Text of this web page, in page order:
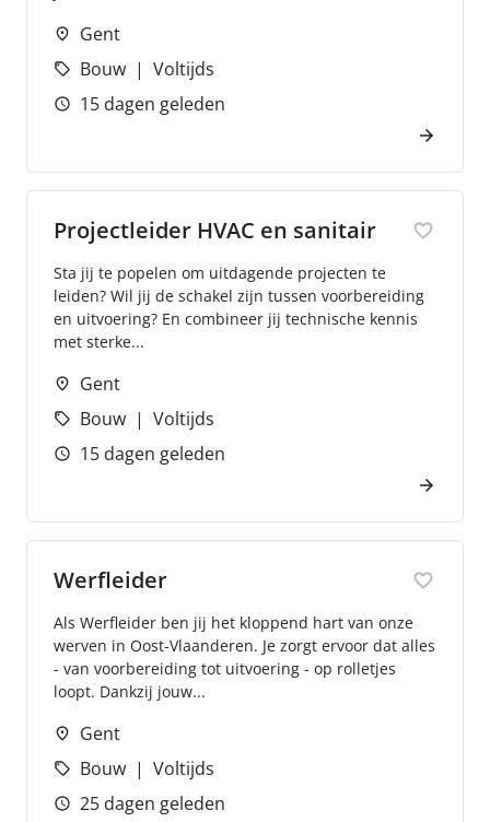
Gent
Bouw
Voltijds
15 dagen geleden
Projectleider HVAC en sanitair
Sta jij te popelen om uitdagende projecten te
leiden? Wil jij de schakel zijn tussen voorbereiding
en uitvoering? En combineer jij technische kennis
met sterke...
Gent
Bouw
Voltijds
15 dagen geleden
Werfleider
Als Werfleider ben jij het kloppend hart van onze
werven in Oost-Vlaanderen. Je zorgt ervoor dat alles
- van voorbereiding tot uitvoering - op rolletjes
loopt. Dankzij jouw...
Gent
Bouw
Voltijds
25 dagen geleden